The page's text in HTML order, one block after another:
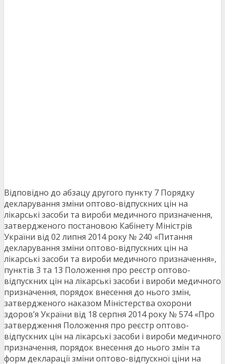
Відповідно до абзацу другого пункту 7 Порядку
декларування зміни оптово-відпускних цін на
лікарські засоби та вироби медичного призначення,
затвердженого постановою Кабінету Міністрів
України від 02 липня 2014 року № 240 «Питання
декларування зміни оптово-відпускних цін на
лікарські засоби та вироби медичного призначення»,
пунктів 3 та 13 Положення про реєстр оптово-
відпускних цін на лікарські засоби і вироби медичного
призначення, порядок внесення до нього змін,
затвердженого наказом Міністерства охорони
здоров’я України від 18 серпня 2014 року № 574 «Про
затвердження Положення про реєстр оптово-
відпускних цін на лікарські засоби і вироби медичного
призначення, порядок внесення до нього змін та
форм декларації зміни оптово-відпускної ціни на